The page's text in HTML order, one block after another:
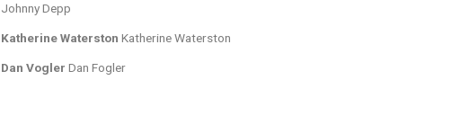
Johnny Depp
Katherine Waterston Katherine Waterston
Dan Vogler Dan Fogler